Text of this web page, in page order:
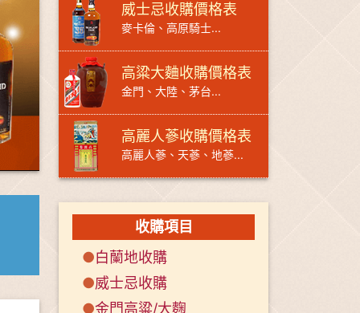
威士忌收購價格表
麥卡倫、高原騎士...
高粱大麯收購價格表
金門、大陸、茅台...
高麗人蔘收購價格表
高麗人蔘、天蔘、地蔘...
收購項目
●白蘭地收購
●威士忌收購
●金門高粱/大麴